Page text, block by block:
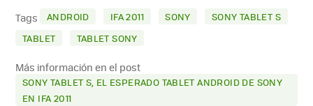
MAIL
Tags ANDROID IFA 2011 SONY
SONY TABLET S
TABLET
TABLET SONY
Más información en el post
SONY TABLET S, EL ESPERADO TABLET ANDROID DE SONY
EN IFA 2011